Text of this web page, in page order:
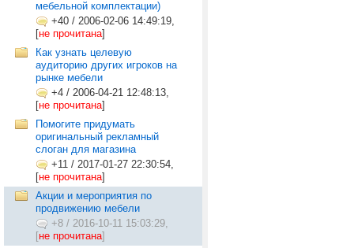
мебельной комплектации)
+40 / 2006-02-06 14:49:19,
[не прочитана]
Как узнать целевую
аудиторию других игроков на
рынке мебели
+4 / 2006-04-21 12:48:13,
[не прочитана]
Помогите придумать
оригинальный рекламный
слоган для магазина
+11 / 2017-01-27 22:30:54,
[не прочитана]
Акции и мероприятия по
продвижению мебели
+8 / 2016-10-11 15:03:29,
[не прочитана]